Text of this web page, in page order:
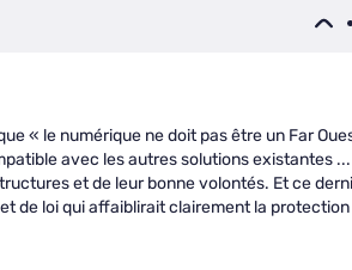
« le numérique ne doit pas être un Far
avec les autres solutions existantes ...
et de leur bonne volontés. Et ce
de loi qui affaiblirait clairement la protection